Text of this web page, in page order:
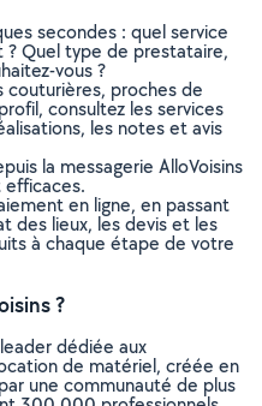
secondes : quel service
? Quel type de prestataire,
vous ?
couturières, proches de
consultez les services
les notes et avis
la messagerie AlloVoisins
efficaces.
en ligne, en passant
des lieux, les devis et les
à chaque étape de votre
?
dédiée aux
de matériel, créée en
une communauté de plus